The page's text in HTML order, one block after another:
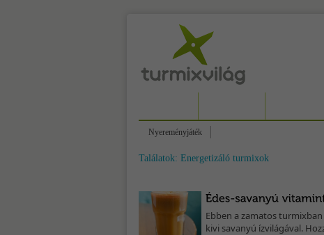
Nyereményjáték
Találatok: Energetizáló turmixok
Ebben a zamatos
kivi savanyú ízvilágával.